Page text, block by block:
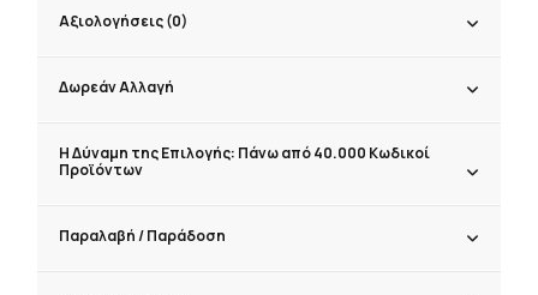
Αξιολογήσεις (0)
Δωρεάν Αλλαγή
Η Δύναμη της Επιλογής: Πάνω από 40.000 Κωδικοί
Προϊόντων
Παραλαβή / Παράδoση